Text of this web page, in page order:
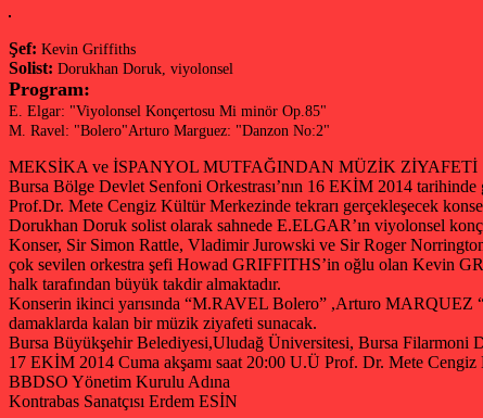
Şef: Kevin Griffiths
Solist: Dorukhan Doruk, viyolonsel
Program:
E. Elgar: "Viyolonsel Konçertosu Mi minör Op.85"
M. Ravel: "Bolero"Arturo Marguez: "Danzon No:2"
MEKSİKA ve İSPANYOL MUTFAĞINDAN MÜZİK ZİYAFETİ
Bursa Bölge Devlet Senfoni Orkestrası’nın 16 EKİM 2014
Prof.Dr. Mete Cengiz Kültür Merkezinde tekrarı gerçekleşecek
Dorukhan Doruk solist olarak sahnede E.ELGAR’ın viyolonsel
Konser, Sir Simon Rattle, Vladimir Jurowski ve Sir Roger
çok sevilen orkestra şefi Howad GRIFFITHS’in oğlu olan Kevin
halk tarafından büyük takdir almaktadır.
Konserin ikinci yarısında “M.RAVEL Bolero” ,Arturo MARQUEZ
damaklarda kalan bir müzik ziyafeti sunacak.
Bursa Büyükşehir Belediyesi,Uludağ Üniversitesi, Bursa Filarmoni
17 EKİM 2014 Cuma akşamı saat 20:00 U.Ü Prof. Dr. Mete
BBDSO Yönetim Kurulu Adına
Kontrabas Sanatçısı Erdem ESİN